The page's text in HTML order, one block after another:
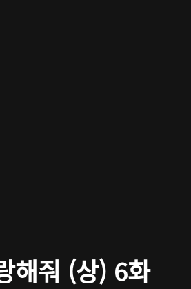
해줘 (상) 6화